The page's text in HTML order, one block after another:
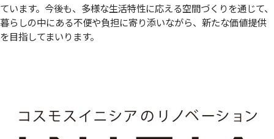
ています。今後も、多様な生活特性に応える空間づくりを通じて、
暮らしの中にある不便や負担に寄り添いながら、新たな価値提供
を目指してまいります。